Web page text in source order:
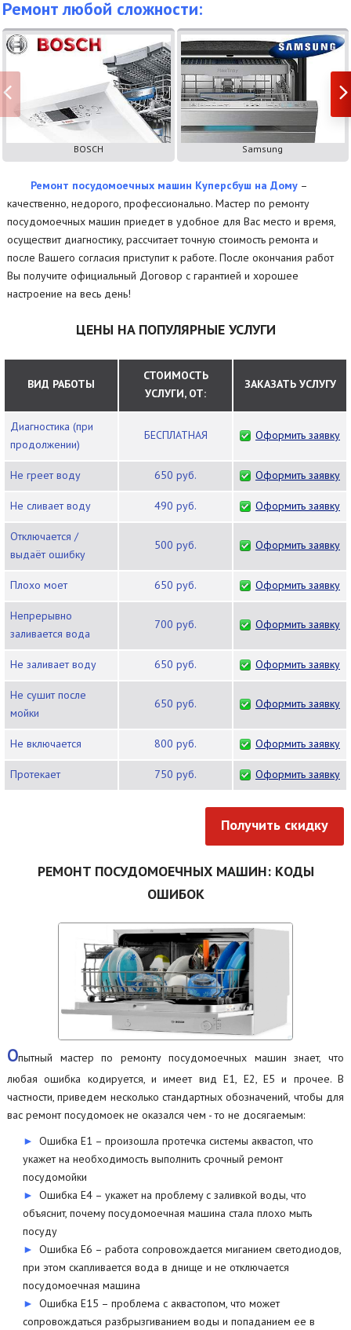
Ремонт любой сложности:
BOSCH Samsung
Ремонт посудомоечных машин Куперсбуш на Дому –
качественно, недорого, профессионально. Мастер по ремонту
посудомоечных машин приедет в удобное для Вас место и время,
осуществит диагностику, рассчитает точную стоимость ремонта и
после Вашего согласия приступит к работе. После окончания работ
Вы получите официальный Договор с гарантией и хорошее
настроение на весь день!
ЦЕНЫ НА ПОПУЛЯРНЫЕ УСЛУГИ
ВИД РАБОТЫ
СТОИМОСТЬ
УСЛУГИ, ОТ:
ЗАКАЗАТЬ УСЛУГУ
Диагностика (при
продолжении)
БЕСПЛАТНАЯ Оформить заявку
Не греет воду 650 руб. Оформить заявку
Не сливает воду 490 руб. Оформить заявку
Отключается /
выдаёт ошибку
500 руб. Оформить заявку
Плохо моет 650 руб. Оформить заявку
Непрерывно
заливается вода
700 руб. Оформить заявку
Не заливает воду 650 руб. Оформить заявку
Не сушит после
мойки
650 руб. Оформить заявку
Не включается 800 руб. Оформить заявку
Протекает 750 руб. Оформить заявку
Получить скидку
РЕМОНТ ПОСУДОМОЕЧНЫХ МАШИН: КОДЫ
ОШИБОК
Опытный мастер по ремонту посудомоечных машин знает, что
любая ошибка кодируется, и имеет вид Е1, Е2, Е5 и прочее. В
частности, приведем несколько стандартных обозначений, чтобы для
вас ремонт посудомоек не оказался чем - то не досягаемым:
Ошибка Е1 – произошла протечка системы аквастоп, что
укажет на необходимость выполнить срочный ремонт
посудомойки
Ошибка Е4 – укажет на проблему с заливкой воды, что
объяснит, почему посудомоечная машина стала плохо мыть
посуду
Ошибка Е6 – работа сопровождается миганием светодиодов,
при этом скапливается вода в днище и не отключается
посудомоечная машина
Ошибка Е15 – проблема с аквастопом, что может
сопровождаться разбрызгиванием воды и попаданием ее в